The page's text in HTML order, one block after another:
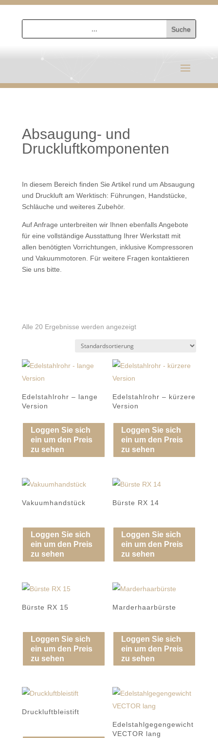
Absaugung- und
Druckluftkomponenten
In diesem Bereich finden Sie Artikel rund um Absaugung
und Druckluft am Werktisch: Führungen, Handstücke,
Schläuche und weiteres Zubehör.
Auf Anfrage unterbreiten wir Ihnen ebenfalls Angebote
für eine vollständige Ausstattung Ihrer Werkstatt mit
allen benötigten Vorrichtungen, inklusive Kompressoren
und Vakuummotoren. Für weitere Fragen kontaktieren
Sie uns bitte.
Alle 20 Ergebnisse werden angezeigt
Edelstahlrohr – lange
Version
Loggen Sie sich
ein um den Preis
zu sehen
Edelstahlrohr – kürzere
Version
Loggen Sie sich
ein um den Preis
zu sehen
Vakuumhandstück
Loggen Sie sich
ein um den Preis
zu sehen
Bürste RX 14
Loggen Sie sich
ein um den Preis
zu sehen
Bürste RX 15
Loggen Sie sich
ein um den Preis
zu sehen
Marderhaarbürste
Loggen Sie sich
ein um den Preis
zu sehen
Druckluftbleistift
Edelstahlgegengewicht
VECTOR lang